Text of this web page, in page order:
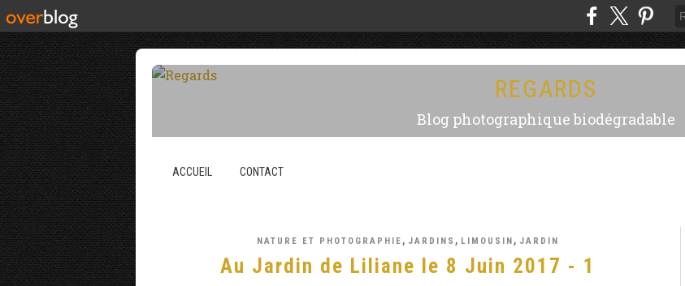
REGARDS
Blog photographique biodégradable
ACCUEIL CONTACT
NATURE ET PHOTOGRAPHIE , JARDINS , LIMOUSIN , JARDIN
Au Jardin de Liliane le 8 Juin 2017 - 1